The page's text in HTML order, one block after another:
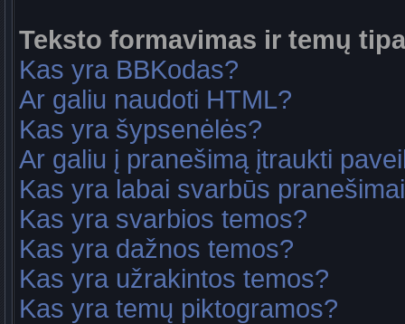
Teksto formavimas ir temų
Kas yra BBKodas?
Ar galiu naudoti HTML?
Kas yra šypsenėlės?
Ar galiu į pranešimą įtraukti
Kas yra labai svarbūs
Kas yra svarbios temos?
Kas yra dažnos temos?
Kas yra užrakintos temos?
Kas yra temų piktogramos?